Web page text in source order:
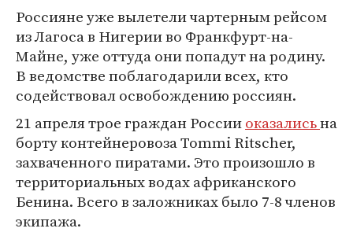
Россияне уже вылетели чартерным рейсом
из Лагоса в Нигерии во Франкфурт-на-
Майне, уже оттуда они попадут на родину.
В ведомстве поблагодарили всех, кто
содействовал освобождению россиян.
21 апреля трое граждан Россииоказалисьна
борту контейнеровоза Tommi Ritscher,
захваченного пиратами. Это произошло в
территориальных водах африканского
Бенина. Всего в заложниках было 7-8 членов
экипажа.